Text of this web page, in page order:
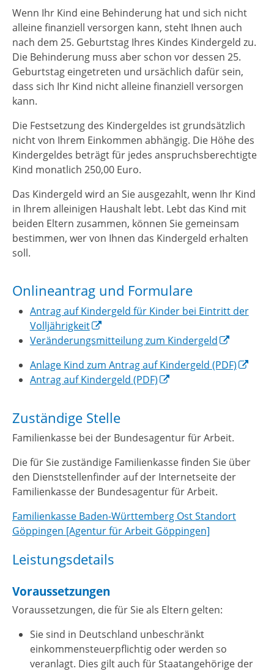
Wenn Ihr Kind eine Behinderung hat und sich nicht
alleine finanziell versorgen kann, steht Ihnen auch
nach dem 25. Geburtstag Ihres Kindes Kindergeld zu.
Die Behinderung muss aber schon vor dessen 25.
Geburtstag eingetreten und ursächlich dafür sein,
dass sich Ihr Kind nicht alleine finanziell versorgen
kann.
Die Festsetzung des Kindergeldes ist grundsätzlich
nicht von Ihrem Einkommen abhängig. Die Höhe des
Kindergeldes beträgt für jedes anspruchsberechtigte
Kind monatlich 250,00 Euro.
Das Kindergeld wird an Sie ausgezahlt, wenn Ihr Kind
in Ihrem alleinigen Haushalt lebt. Lebt das Kind mit
beiden Eltern zusammen, können Sie gemeinsam
bestimmen, wer von Ihnen das Kindergeld erhalten
soll.
Onlineantrag und Formulare
Antrag auf Kindergeld für Kinder bei Eintritt der
Volljährigkeit
Veränderungsmitteilung zum Kindergeld
Anlage Kind zum Antrag auf Kindergeld (PDF)
Antrag auf Kindergeld (PDF)
Zuständige Stelle
Familienkasse bei der Bundesagentur für Arbeit.
Die für Sie zuständige Familienkasse finden Sie über
den Dienststellenfinder auf der Internetseite der
Familienkasse der Bundesagentur für Arbeit.
Familienkasse Baden-Württemberg Ost Standort
Göppingen [Agentur für Arbeit Göppingen]
Leistungsdetails
Voraussetzungen
Voraussetzungen, die für Sie als Eltern gelten:
Sie sind in Deutschland unbeschränkt
einkommensteuerpflichtig oder werden so
veranlagt. Dies gilt auch für Staatangehörige der